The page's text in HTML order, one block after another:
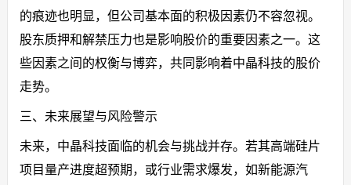
的痕迹也明显，但公司基本面的积极因素仍不容忽视。
股东质押和解禁压力也是影响股价的重要因素之一。这
些因素之间的权衡与博弈，共同影响着中晶科技的股价
走势。
三、未来展望与风险警示
未来，中晶科技面临的机会与挑战并存。若其高端硅片
项目量产进度超预期，或行业需求爆发，如新能源汽